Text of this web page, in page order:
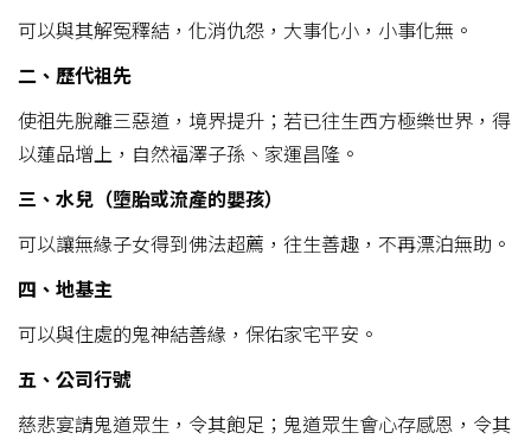
可以與其解冤釋結，化消仇怨，大事化小，小事化無。
二、歷代祖先
使祖先脫離三惡道，境界提升；若已往生西方極樂世界，得
以蓮品增上，自然福澤子孫、家運昌隆。
三、水兒（墮胎或流產的嬰孩）
可以讓無緣子女得到佛法超薦，往生善趣，不再漂泊無助。
四、地基主
可以與住處的鬼神結善緣，保佑家宅平安。
五、公司行號
慈悲宴請鬼道眾生，令其飽足；鬼道眾生會心存感恩，令其